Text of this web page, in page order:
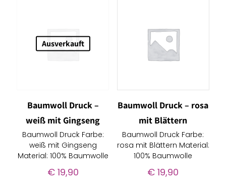
Ausverkauft
Baumwoll Druck –
weiß mit Gingseng
Baumwoll Druck Farbe:
weiß mit Gingseng
Material: 100% Baumwolle
€19,90
Baumwoll Druck – rosa
mit Blättern
Baumwoll Druck Farbe:
rosa mit Blättern Material:
100% Baumwolle
€ 19,90